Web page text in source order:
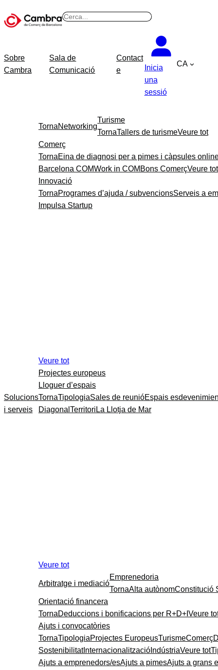
B
Sobre
Cambra
Sala de
Comunicació
Contact
e
Inicia
una
sessió
CA
Solucions
i serveis
TornaNetworking
Turisme
TornaTallers de turismeVeure tot
Comerç
TornaEina de diagnosi per a pimes i càpsules
Barcelona COMWork in COM Bons ComerçVeure tot
Innovació
TornaProgrames d’ajuda / subvencionsServeis a
Impulsa Startup
Veure tot
Projectes europeus
Lloguer d’espais
TornaTipologiaSales de reunióEspais
Diagonal Territori La Llotja de Mar
Veure tot
Arbitratge i mediació
Emprenedoria
TornaAlta autònomConstitució
Orientació financera
TornaDeduccions i bonificacions per R+D+I Veure
Ajuts i convocatòries
TornaTipologiaProjectes EuropeusTurismeComerç
SostenibilitatInternacionalització IndústriaVeure tot
Ajuts a emprenedors/esAjuts a pimesAjuts a grans